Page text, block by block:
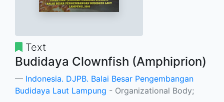
Text
Budidaya Clownfish (Amphiprion)
Indonesia. DJPB. Balai Besar Pengembangan
Budidaya Laut Lampung - Organizational Body;